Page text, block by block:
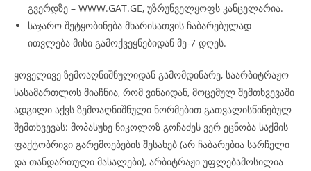
გვერდზე – WWW.GAT.GE, უზრუნველყოფს კანცელარია.
საჯარო შეტყობინება მხარისათვის ჩაბარებულად
ითვლება მისი გამოქვეყნებიდან მე-7 დღეს.
ყოველივე ზემოაღნიშნულიდან გამომდინარე, საარბიტრაჟო
სასამართლოს მიაჩნია, რომ ვინაიდან, მოცემულ შემთხვევაში
ადგილი აქვს ზემოაღნიშნული ნორმებით გათვალისწინებულ
შემთხვევას: მოპასუხე ნიკოლოზ გოჩაძეს ვერ ეცნობა საქმის
ფაქტობრივი გარემოებების შესახებ (არ ჩაბარებია სარჩელი
და თანდართული მასალები), არბიტრაჟი უფლებამოსილია